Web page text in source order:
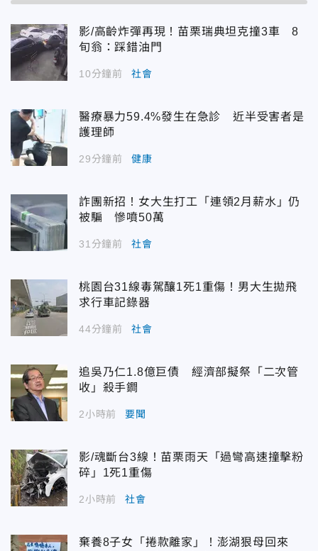
影/高齡炸彈再現！苗栗瑞典坦克撞3車 8
旬翁：踩錯油門
10分鐘前 社會
醫療暴力59.4%發生在急診 近半受害者是
護理師
29分鐘前 健康
詐團新招！女大生打工「連領2月薪水」仍
被騙 慘噴50萬
31分鐘前 社會
桃園台31線毒駕釀1死1重傷！男大生拋飛
求行車記錄器
44分鐘前 社會
追吳乃仁1.8億巨債 經濟部擬祭「二次管
收」殺手鐧
2小時前 要聞
影/魂斷台3線！苗栗雨天「過彎高速撞擊粉
碎」1死1重傷
2小時前 社會
棄養8子女「捲款離家」！澎湖狠母回來